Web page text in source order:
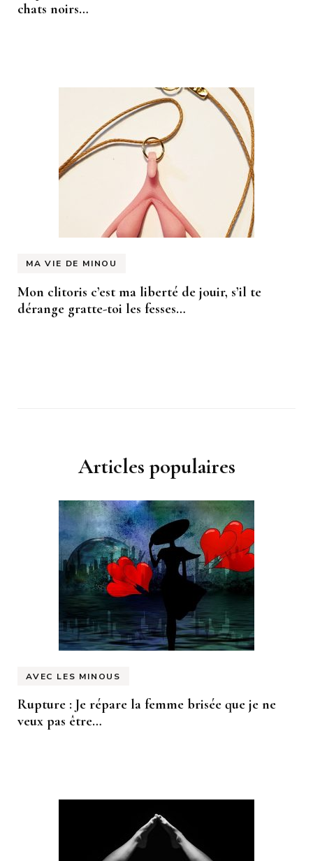
chats noirs…
MA VIE DE MINOU
Mon clitoris c’est ma liberté de jouir, s’il te
dérange gratte-toi les fesses…
Articles populaires
AVEC LES MINOUS
Rupture : Je répare la femme brisée que je ne
veux pas être…